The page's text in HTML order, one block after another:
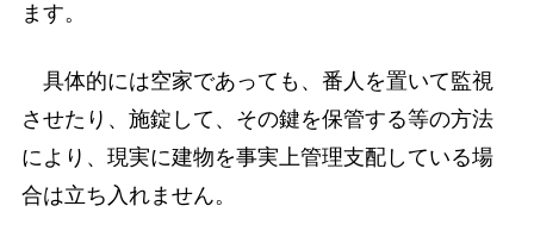
ます。
具体的には空家であっても、番人を置いて監視
させたり、施錠して、その鍵を保管する等の方法
により、現実に建物を事実上管理支配している場
合は立ち入れません。